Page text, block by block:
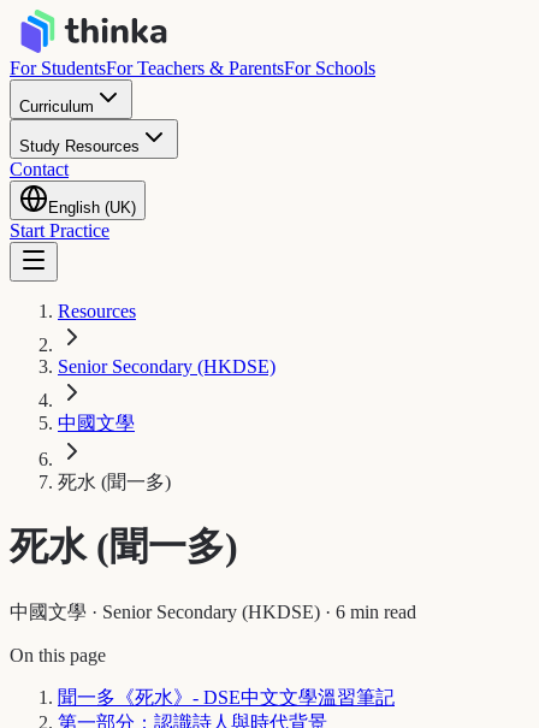
For StudentsFor Teachers & ParentsFor Schools
Curriculum
Study Resources
Contact
English (UK)
Start Practice
Resources
Senior Secondary (HKDSE)
中國文學
死水 (聞一多)
死水 (聞一多)
中國文學 · Senior Secondary (HKDSE) · 6 min read
On this page
聞一多《死水》- DSE中文文學溫習筆記
第一部分：認識詩人與時代背景